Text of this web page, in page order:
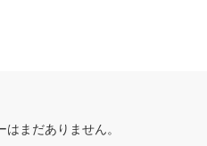
まだありません。